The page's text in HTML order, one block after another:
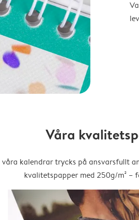
Våra
kalendrar trycks på ansvarsfullt
kvalitetspapper med 250g/m² –